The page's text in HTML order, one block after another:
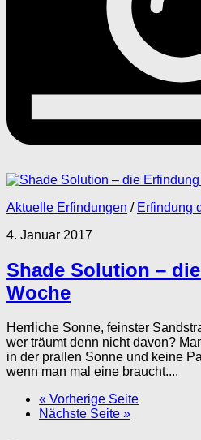
Aktuelle Erfindungen / Erfindung
4. Januar 2017
Shade Solution –
Woche
Herrliche Sonne, feinster
wer träumt denn nicht davon?
in der prallen Sonne und keine
wenn man mal eine braucht....
« Vorherige Seite
Nächste Seite »